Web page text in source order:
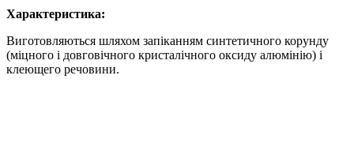
Характеристика:
Виготовляються шляхом запіканням синтетичного корунду
(міцного і довговічного кристалічного оксиду алюмінію) і
клеющего речовини.